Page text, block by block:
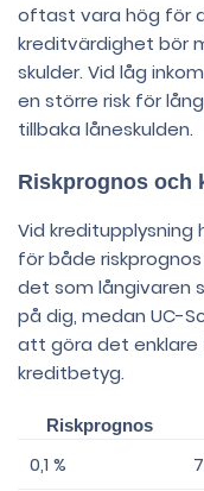
oftast vara hög för
kreditvärdighet bör
skulder. Vid låg
en större risk för
tillbaka låneskulden.
Riskprognos och
Vid
för både
det som långivaren
på dig, medan UC-
att göra det
kreditbetyg.
Riskprognos
0,1 %